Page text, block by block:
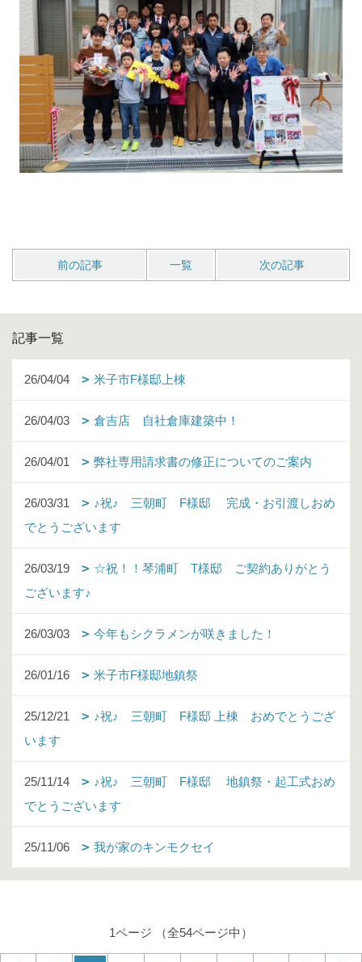
前の記事 一覧 次の記事
記事一覧
26/04/04 米子市F様邸上棟
26/04/03 倉吉店 自社倉庫建築中！
26/04/01 弊社専用請求書の修正についてのご案内
26/03/31
♪祝♪ 三朝町 F様邸 完成・お引渡しおめ
でとうございます
26/03/19
☆祝！！琴浦町 T様邸 ご契約ありがとう
ございます♪
26/03/03 今年もシクラメンが咲きました！
26/01/16 米子市F様邸地鎮祭
25/12/21
♪祝♪ 三朝町 F様邸 上棟 おめでとうござ
います
25/11/14
♪祝♪ 三朝町 F様邸 地鎮祭・起工式おめ
でとうございます
25/11/06 我が家のキンモクセイ
1ページ （全54ページ中）